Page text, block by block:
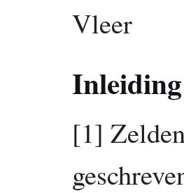
Vleer
Inleiding
[1]